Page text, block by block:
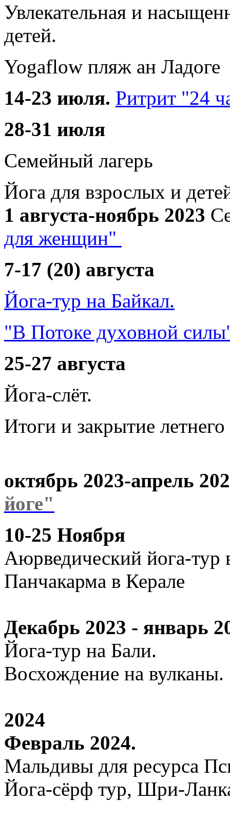
Увлекательная и
детей.
Yogaflow пляж ан Ладоге
14-23 июля. Ритрит "24
28-31 июля
Семейный лагерь
Йога для взрослых и
1 августа-ноябрь 2023
для женщин"
7-17 (20) августа
Йога-тур на Байкал.
"В Потоке духовной
25-27 августа
Йога-слёт.
Итоги и закрытие летнего
октябрь 2023-апрель
йоге"
10-25 Ноября
Аюрведический йога-
Панчакарма в Керале
Декабрь 2023 - январь
Йога-тур на Бали.
Восхождение на вулканы.
2024
Февраль 2024.
Мальдивы для ресурса
Йога-сёрф тур, Шри-